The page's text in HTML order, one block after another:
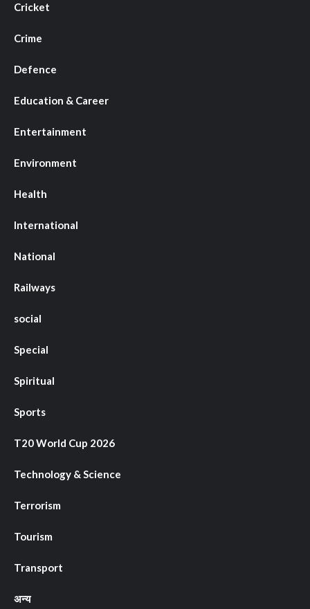
Cricket
Crime
Defence
Education & Career
Entertainment
Environment
Health
International
National
Railways
social
Special
Spiritual
Sports
T20 World Cup 2026
Technology & Science
Terrorism
Tourism
Transport
अन्य